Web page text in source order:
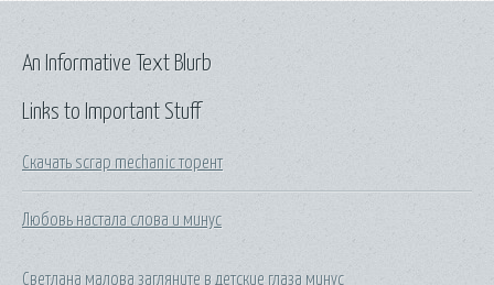
Links to Important Stuff
Скачать scrap mechanic торент
Любовь настала слова и минус
Светлана малова загляните в детские глаза минус
An Informative Text Blurb